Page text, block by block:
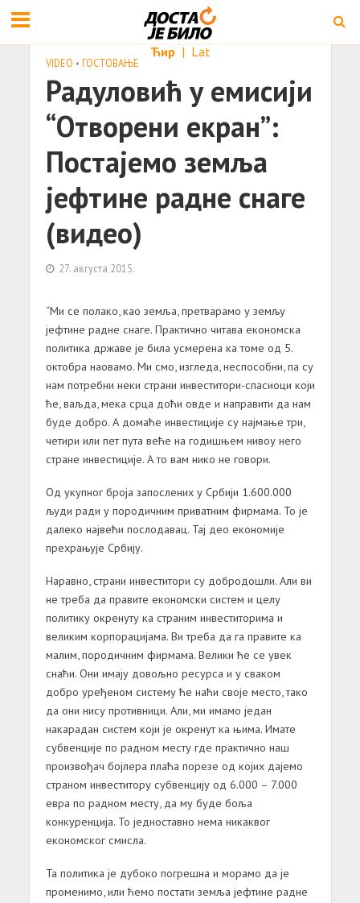
Ћир | Lat
VIDEO • ГОСТОВАЊЕ
Радуловић у емисији
“Отворени екран”:
Постајемо земља
јефтине радне снаге
(видео)
27. августа 2015.
“Ми се полако, као земља, претварамо у земљу
јефтине радне снаге. Практично читава економска
политика државе је била усмерена ка томе од 5.
октобра наовамо. Ми смо, изгледа, неспособни, па су
нам потребни неки страни инвеститори-спасиоци који
ће, ваљда, мека срца доћи овде и направити да нам
буде добро. А домаће инвестиције су најмање три,
четири или пет пута веће на годишњем нивоу него
стране инвестиције. А то вам нико не говори.
Од укупног броја запослених у Србији 1.600.000
људи ради у породичним приватним фирмама. То је
далеко највећи послодавац. Тај део економије
прехрањује Србију.
Наравно, страни инвеститори су добродошли. Али ви
не треба да правите економски систем и целу
политику окренуту ка страним инвеститорима и
великим корпорацијама. Ви треба да га правите ка
малим, породичним фирмама. Велики ће се увек
снаћи. Они имају довољно ресурса и у сваком
добро уређеном систему ће наћи своје место, тако
да они нису противници. Али, ми имамо један
накарадан систем који је окренут ка њима. Имате
субвенције по радном месту где практично наш
произвођач бојлера плаћа порезе од којих дајемо
страном инвеститору субвенцију од 6.000 – 7.000
евра по радном месту, да му буде боља
конкуренција. То једноставно нема никаквог
економског смисла.
Та политика је дубоко погрешна и морамо да је
променимо, или ћемо постати земља јефтине радне